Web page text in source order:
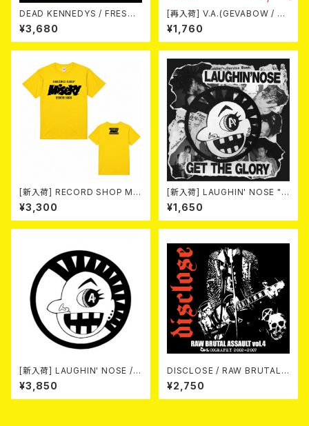
DEAD KENNEDYS / FRESH
FRUIT FOR ROTTING VEGE
TABLES [2022 MIX](CD)
¥3,680
[再入荷] V.A.(GEVABOW / D
USTPAN / EL NUDO / MARV
ELOUS / 高倉健 / Horse & D
eer) / NEW FAST SPEED PU
¥1,760
[新入荷] RECORD SHOP MIS
ERY / 33th anniversary T-s
hirts (yellow ②)
¥3,300
[新入荷] LAUGHIN' NOSE "G
ET THE GLORY" (CD)
¥1,650
[新入荷] LAUGHIN' NOSE / P
USSY FOR SALE (LP)
¥3,850
DISCLOSE / RAW BRUTAL
ASSAULT Vol.4 : DISCOGR
APHY 2002-2007 (2xCD)
¥2,750